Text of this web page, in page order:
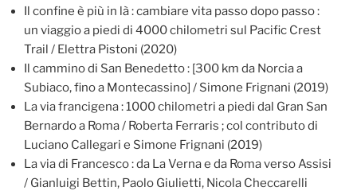
Il confine è più in là : cambiare vita passo dopo passo :
un viaggio a piedi di 4000 chilometri sul Pacific Crest
Trail / Elettra Pistoni (2020)
Il cammino di San Benedetto : [300 km da Norcia a
Subiaco, fino a Montecassino] / Simone Frignani (2019)
La via francigena : 1000 chilometri a piedi dal Gran San
Bernardo a Roma / Roberta Ferraris ; col contributo di
Luciano Callegari e Simone Frignani (2019)
La via di Francesco : da La Verna e da Roma verso Assisi
/ Gianluigi Bettin, Paolo Giulietti, Nicola Checcarelli